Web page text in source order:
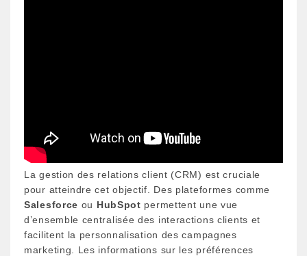
La gestion des relations client (CRM) est cruciale
pour atteindre cet objectif. Des plateformes comme
Salesforce ou HubSpot permettent une vue
d’ensemble centralisée des interactions clients et
facilitent la personnalisation des campagnes
marketing. Les informations sur les préférences